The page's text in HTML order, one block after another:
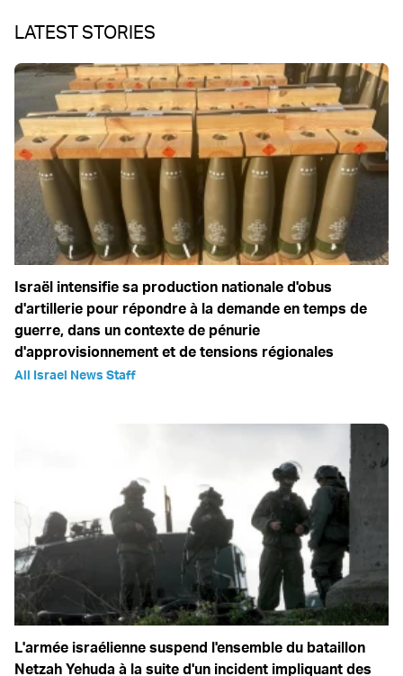
LATEST STORIES
Israël intensifie sa production nationale d'obus
d'artillerie pour répondre à la demande en temps de
guerre, dans un contexte de pénurie
d'approvisionnement et de tensions régionales
All Israel News Staff
L'armée israélienne suspend l'ensemble du bataillon
Netzah Yehuda à la suite d'un incident impliquant des